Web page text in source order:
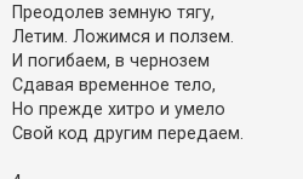
Преодолев земную тягу,
Летим. Ложимся и ползем.
И погибаем, в чернозем
Сдавая временное тело,
Но прежде хитро и умело
Свой код другим передаем.